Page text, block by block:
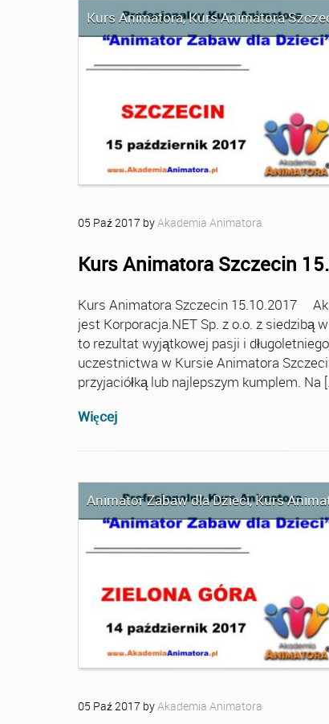
Kurs Animatora,Kurs Animatora
05 Paź2017 byAkademia Animatora
Kurs Animatora Szczecin
Kurs Animatora Szczecin 15.10.2017
jest Korporacja.NET Sp. z o.o. z siedzibą
to rezultat wyjątkowej pasji i
uczestnictwa w Kursie Animatora
przyjaciółką lub najlepszym kumplem. Na
Więcej
Animator Zabaw dla Dzieci,Kurs
05 Paź2017 byAkademia Animatora